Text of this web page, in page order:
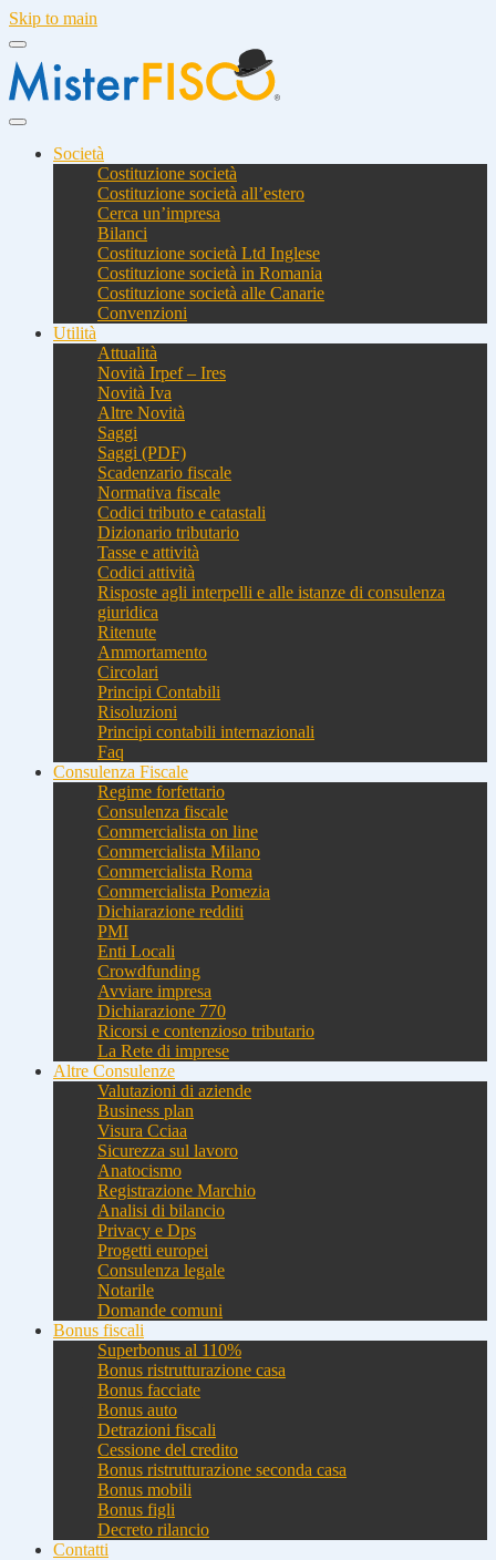
Skip to main
Società
Costituzione società
Costituzione società all’estero
Cerca un’impresa
Bilanci
Costituzione società Ltd Inglese
Costituzione società in Romania
Costituzione società alle Canarie
Convenzioni
Utilità
Attualità
Novità Irpef – Ires
Novità Iva
Altre Novità
Saggi
Saggi (PDF)
Scadenzario fiscale
Normativa fiscale
Codici tributo e catastali
Dizionario tributario
Tasse e attività
Codici attività
Risposte agli interpelli e alle istanze di consulenza
giuridica
Ritenute
Ammortamento
Circolari
Principi Contabili
Risoluzioni
Principi contabili internazionali
Faq
Consulenza Fiscale
Regime forfettario
Consulenza fiscale
Commercialista on line
Commercialista Milano
Commercialista Roma
Commercialista Pomezia
Dichiarazione redditi
PMI
Enti Locali
Crowdfunding
Avviare impresa
Dichiarazione 770
Ricorsi e contenzioso tributario
La Rete di imprese
Altre Consulenze
Valutazioni di aziende
Business plan
Visura Cciaa
Sicurezza sul lavoro
Anatocismo
Registrazione Marchio
Analisi di bilancio
Privacy e Dps
Progetti europei
Consulenza legale
Notarile
Domande comuni
Bonus fiscali
Superbonus al 110%
Bonus ristrutturazione casa
Bonus facciate
Bonus auto
Detrazioni fiscali
Cessione del credito
Bonus ristrutturazione seconda casa
Bonus mobili
Bonus figli
Decreto rilancio
Contatti